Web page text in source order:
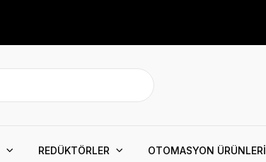
REDÜKTÖRLER OTOMASYON ÜRÜNLERİ